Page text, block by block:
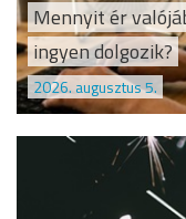
Mennyit ér
ingyen dolgozik?
2026. augusztus 5.